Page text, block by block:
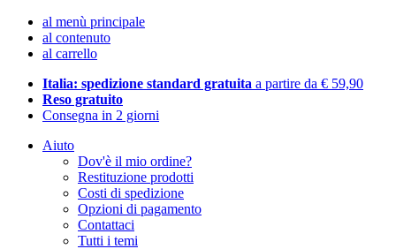
al menù principale
al contenuto
al carrello
Italia: spedizione standard gratuita a partire da € 59,90
Reso gratuito
Consegna in 2 giorni
Aiuto
Dov'è il mio ordine?
Restituzione prodotti
Costi di spedizione
Opzioni di pagamento
Contattaci
Tutti i temi